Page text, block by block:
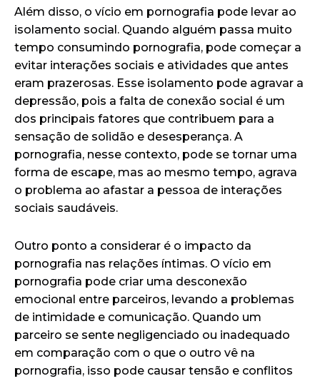
Além disso, o vício em pornografia pode levar ao
isolamento social. Quando alguém passa muito
tempo consumindo pornografia, pode começar a
evitar interações sociais e atividades que antes
eram prazerosas. Esse isolamento pode agravar a
depressão, pois a falta de conexão social é um
dos principais fatores que contribuem para a
sensação de solidão e desesperança. A
pornografia, nesse contexto, pode se tornar uma
forma de escape, mas ao mesmo tempo, agrava
o problema ao afastar a pessoa de interações
sociais saudáveis.
Outro ponto a considerar é o impacto da
pornografia nas relações íntimas. O vício em
pornografia pode criar uma desconexão
emocional entre parceiros, levando a problemas
de intimidade e comunicação. Quando um
parceiro se sente negligenciado ou inadequado
em comparação com o que o outro vê na
pornografia, isso pode causar tensão e conflitos